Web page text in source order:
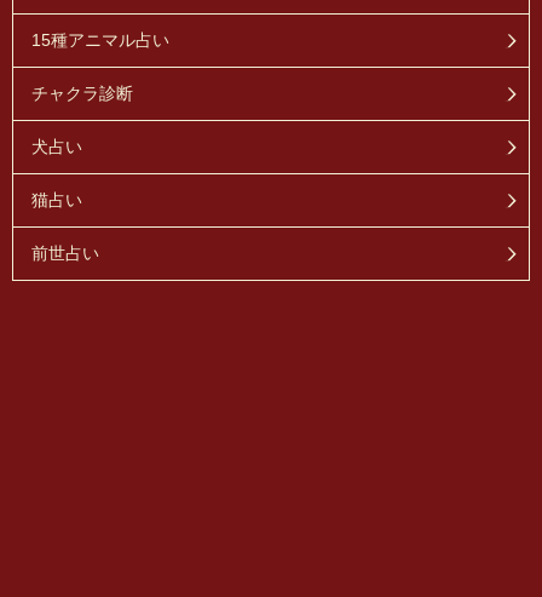
15種アニマル占い
チャクラ診断
犬占い
猫占い
前世占い